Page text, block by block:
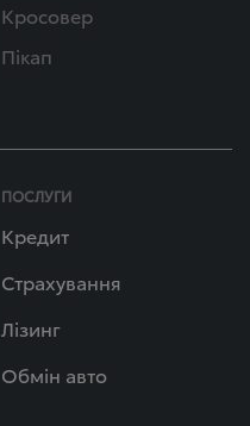
Кросовер
Пікап
ПОСЛУГИ
Кредит
Страхування
Лізинг
Обмін авто